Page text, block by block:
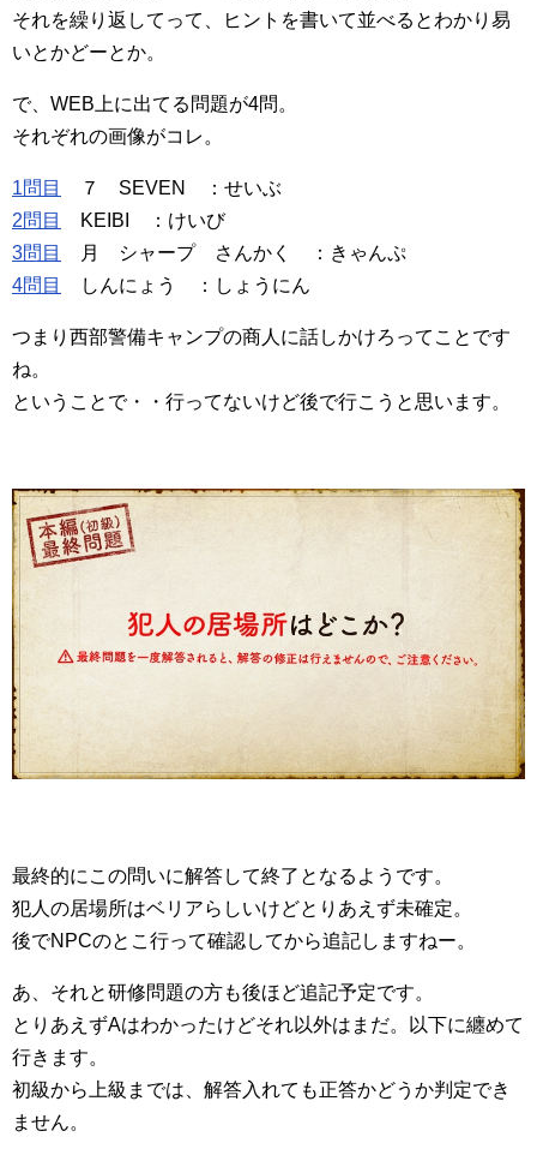
それを繰り返してって、ヒントを書いて並べるとわかり易
いとかどーとか。
で、WEB上に出てる問題が4問。
それぞれの画像がコレ。
1問目
７ SEVEN ：せいぶ
2問目
KEIBI ：けいび
3問目
月 シャープ さんかく ：きゃんぷ
4問目
しんにょう ：しょうにん
つまり西部警備キャンプの商人に話しかけろってことです
ね。
ということで・・行ってないけど後で行こうと思います。
最終的にこの問いに解答して終了となるようです。
犯人の居場所はベリアらしいけどとりあえず未確定。
後でNPCのとこ行って確認してから追記しますねー。
あ、それと研修問題の方も後ほど追記予定です。
とりあえずAはわかったけどそれ以外はまだ。以下に纏めて
行きます。
初級から上級までは、解答入れても正答かどうか判定でき
ません。